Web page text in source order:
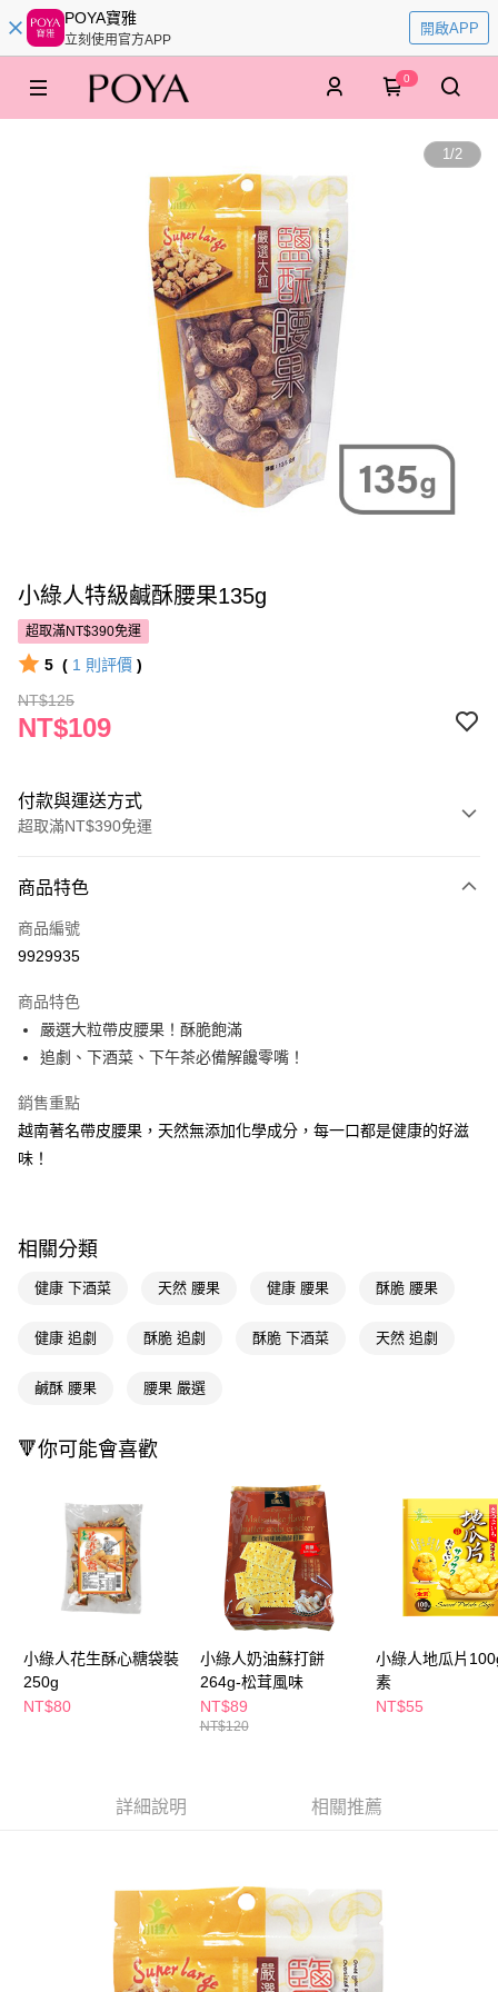
POYA寶雅
立刻使用官方APP
開啟APP
0
1/2
小綠人特級鹹酥腰果135g
超取滿NT$390免運
5 ( 1 則評價 )
NT$125
NT$109
付款與運送方式
超取滿NT$390免運
POYA支付
信用卡一次付款
LINE Pay
Apple Pay
街口支付
悠遊付
相關說明
【關於「AFTEE先享後付」】
１．簡單：不需註冊會員、不需綁卡、不需儲值。
３．安心：先確認商品／服務後，再付款。
１．於結帳方式選擇「AFTEE先享後付」後，將跳轉至「AFTEE先享後付」
結帳頁面，進行簡訊認證並確認金額後，即可完成結帳。
２．訂單成立數日內，您將收到繳費通知簡訊。
３．收到繳費通知簡訊後14天內，點擊此簡訊中的連結，可透過四大超商／
ATM／網路銀行／等多元方式進行付款，方視為交易完成。
※ 請注意：結帳手續完成當下不需立刻繳費，但若您需要取消訂單，請聯絡
購買商品的店家。未經商家同意取消之訂單仍視為有效，需透過AFTEE先享
後付繳納相關費用。
※ 交易是否成功請以「AFTEE先享後付 」之結帳頁面顯示為準，若有關於
是否繳費成功／繳費後需取消欲退款等相關疑問，請聯繫「AFTEE先享後付
【注意事項】
１．透過由恩沛科技股份有限公司提供之「AFTEE先享後付」服務完成之交
易，需依本服務之必要範圍內提供個人資料，並將交易相關給付款項請求債
３．未成年的使用者請事先徵得法定代理人或監護人之同意方可使用
請求用戶進行身份認證。
５．嚴禁一人註冊多個帳號或使用他人資訊註冊。若發現惡意使用之情形，
恩沛科技股份有限公司將有權停止該用戶之使用額度並採取法律行動。
即享券
全家取貨付款
付款後全家取貨
每筆NT$65，滿NT$390(含以上)免運費
萊爾富取貨付款
每筆NT$65，滿NT$490(含以上)免運費
付款後萊爾富取貨
每筆NT$65，滿NT$490(含以上)免運費
7-11取貨付款
每筆NT$65，滿NT$490(含以上)免運費
付款後寶雅門市自取(由倉庫統一出貨)
每筆NT$80，滿NT$290(含以上)免運費
商品特色
商品編號
9929935
商品特色
嚴選大粒帶皮腰果！酥脆飽滿
追劇、下酒菜、下午茶必備解饞零嘴！
銷售重點
越南著名帶皮腰果，天然無添加化學成分，每一口都是健康的好滋
味！
相關分類
健康 下酒菜 天然 腰果 健康 腰果 酥脆 腰果
健康 追劇 酥脆 追劇 酥脆 下酒菜 天然 追劇
鹹酥 腰果 腰果 嚴選
🔻你可能會喜歡
小綠人花生酥心糖袋裝
250g
NT$80
小綠人奶油蘇打餅
264g-松茸風味
NT$89
NT$120
小綠人地瓜片
素
NT$55
詳細說明 相關推薦